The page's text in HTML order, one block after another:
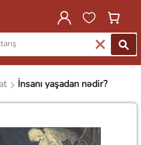
İnsanı yaşadan nədir?